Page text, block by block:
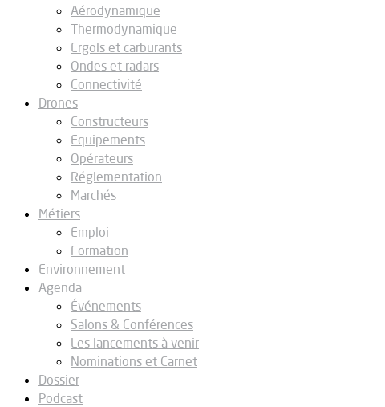
Aérodynamique
Thermodynamique
Ergols et carburants
Ondes et radars
Connectivité
Drones
Constructeurs
Equipements
Opérateurs
Réglementation
Marchés
Métiers
Emploi
Formation
Environnement
Agenda
Événements
Salons & Conférences
Les lancements à venir
Nominations et Carnet
Dossier
Podcast